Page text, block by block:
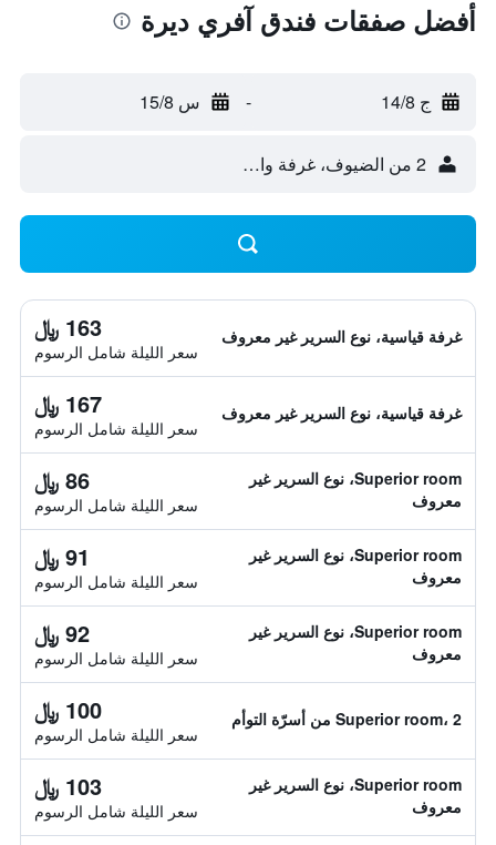
أفضل صفقات فندق آفري ديرة
ج 14/8 - س 15/8
2 من الضيوف، غرفة واحدة
غرفة قياسية، نوع السرير غير معروف 163 ﷼
سعر الليلة شامل الرسوم
غرفة قياسية، نوع السرير غير معروف 167 ﷼
سعر الليلة شامل الرسوم
Superior room، نوع السرير غير
معروف
86 ﷼
سعر الليلة شامل الرسوم
Superior room، نوع السرير غير
معروف
91 ﷼
سعر الليلة شامل الرسوم
Superior room، نوع السرير غير
معروف
92 ﷼
سعر الليلة شامل الرسوم
Superior room، 2 من أسرّة التوأم 100 ﷼
سعر الليلة شامل الرسوم
Superior room، نوع السرير غير
معروف
103 ﷼
سعر الليلة شامل الرسوم